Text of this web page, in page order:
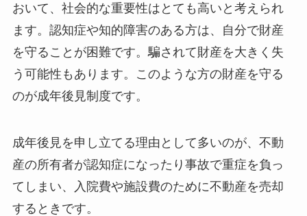
おいて、社会的な重要性はとても高いと考えられ
ます。認知症や知的障害のある方は、自分で財産
を守ることが困難です。騙されて財産を大きく失
う可能性もあります。このような方の財産を守る
のが成年後見制度です。
成年後見を申し立てる理由として多いのが、不動
産の所有者が認知症になったり事故で重症を負っ
てしまい、入院費や施設費のために不動産を売却
するときです。